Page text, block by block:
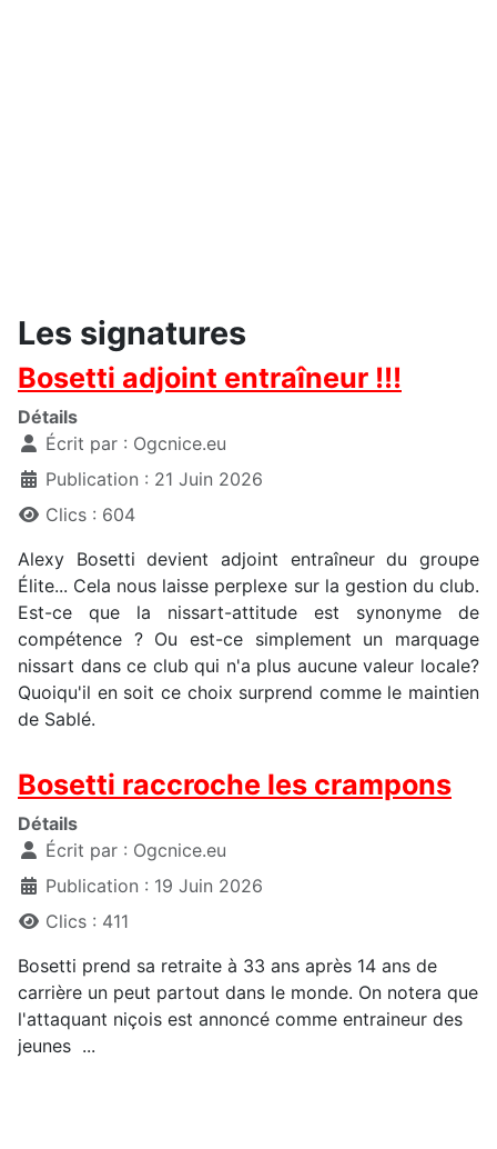
Les signatures
Bosetti adjoint entraîneur !!!
Détails
Écrit par : Ogcnice.eu
Publication : 21 Juin 2026
Clics : 604
Alexy Bosetti devient adjoint entraîneur du groupe
Élite... Cela nous laisse perplexe sur la gestion du club.
Est-ce que la nissart-attitude est synonyme de
compétence ? Ou est-ce simplement un marquage
nissart dans ce club qui n'a plus aucune valeur locale?
Quoiqu'il en soit ce choix surprend comme le maintien
de Sablé.
Bosetti raccroche les crampons
Détails
Écrit par : Ogcnice.eu
Publication : 19 Juin 2026
Clics : 411
Bosetti prend sa retraite à 33 ans après 14 ans de
carrière un peut partout dans le monde. On notera que
l'attaquant niçois est annoncé comme entraineur des
jeunes ...